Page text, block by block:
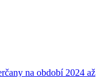
na období 2024 až